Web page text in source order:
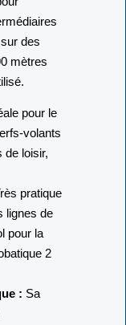
des
mètres
pour le
volants
de loisir,
pratique
lignes de
pour la
2
: Sa